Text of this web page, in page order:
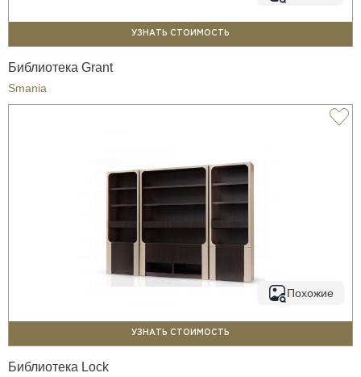
УЗНАТЬ СТОИМОСТЬ
Библиотека Grant
Smania
Похожие
УЗНАТЬ СТОИМОСТЬ
Библиотека Lock